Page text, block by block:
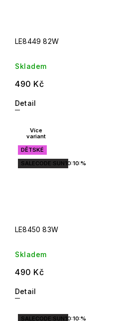
LE8449 82W
Skladem
490 Kč
Detail
Více
variant
DĚTSKÉ
SALECODE:SUN10:10:%
LE8450 83W
Skladem
490 Kč
Detail
SALECODE:SUN10:10:%